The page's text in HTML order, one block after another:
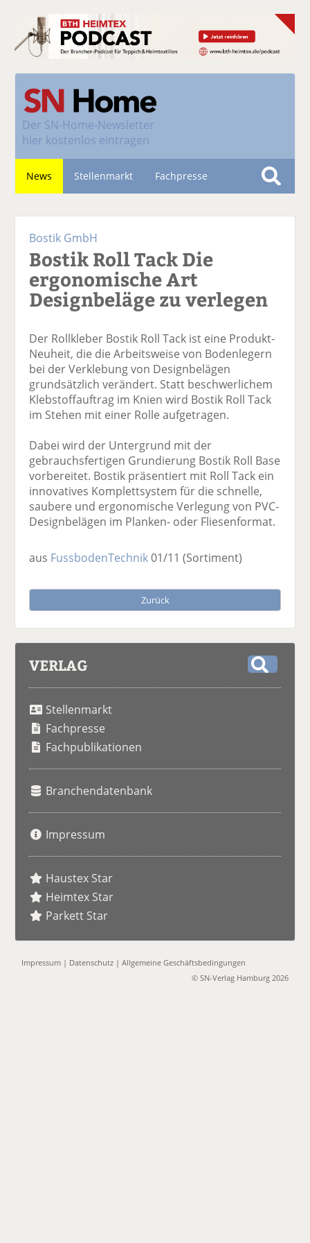
Der SN-Home-Newsletter
hier kostenlos eintragen
News Stellenmarkt Fachpresse
S
Bostik GmbH
Bostik Roll Tack Die
ergonomische Art
Designbeläge zu verlegen
Der Rollkleber Bostik Roll Tack ist eine Produkt-
Neuheit, die die Arbeitsweise von Bodenlegern
bei der Verklebung von Designbelägen
grundsätzlich verändert. Statt beschwerlichem
Klebstoffauftrag im Knien wird Bostik Roll Tack
im Stehen mit einer Rolle aufgetragen.
Dabei wird der Untergrund mit der
gebrauchsfertigen Grundierung Bostik Roll Base
vorbereitet. Bostik präsentiert mit Roll Tack ein
innovatives Komplettsystem für die schnelle,
saubere und ergonomische Verlegung von PVC-
Designbelägen im Planken- oder Fliesenformat.
aus FussbodenTechnik01/11(Sortiment)
Zurück
VERLAG
Stellenmarkt
Fachpresse
Fachpublikationen
Branchendatenbank
Impressum
Haustex Star
Heimtex Star
Parkett Star
Impressum | Datenschutz |Allgemeine Geschäftsbedingungen
© SN-Verlag Hamburg 2026